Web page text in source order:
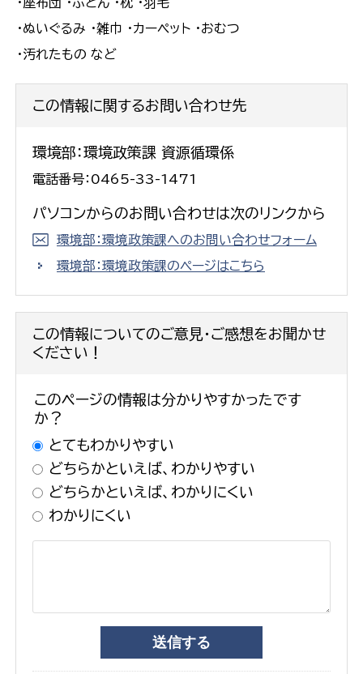
・ぬいぐるみ ・雑巾 ・カーペット ・おむつ
・汚れたもの など
この情報に関するお問い合わせ先
環境部：環境政策課 資源循環係
電話番号：0465-33-1471
パソコンからのお問い合わせは次のリンクから
環境部：環境政策課へのお問い合わせフォーム
環境部：環境政策課のページはこちら
この情報についてのご意見・ご感想をお聞かせ
ください！
このページの情報は分かりやすかったです
か？
とてもわかりやすい
どちらかといえば、わかりやすい
どちらかといえば、わかりにくい
わかりにくい